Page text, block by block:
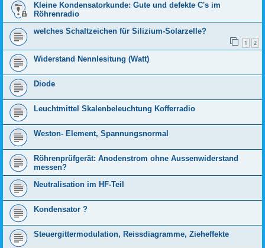
Kleine Kondensatorkunde: Gute und defekte C's im
Röhrenradio
welches Schaltzeichen für Silizium-Solarzelle?
1 2
Widerstand Nennlesitung (Watt)
Diode
Leuchtmittel Skalenbeleuchtung Kofferradio
Weston- Element, Spannungsnormal
Röhrenprüfgerät: Anodenstrom ohne Aussenwiderstand
messen?
Neutralisation im HF-Teil
Kondensator ?
Steuergittermodulation, Reissdiagramme, Zieheffekte